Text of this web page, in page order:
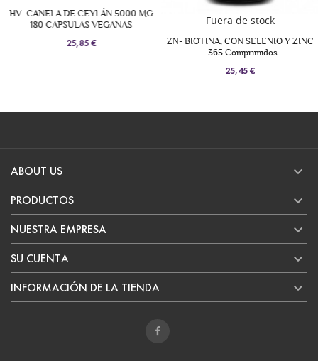
HV- CANELA DE CEYLÁN 5000 MG
180 CAPSULAS VEGANAS
25,85 €
Fuera de stock
ZN- BIOTINA, CON SELENIO Y ZINC
- 365 Comprimidos
25,45 €
ABOUT US 
PRODUCTOS 
NUESTRA EMPRESA 
SU CUENTA 
INFORMACIÓN DE LA TIENDA 